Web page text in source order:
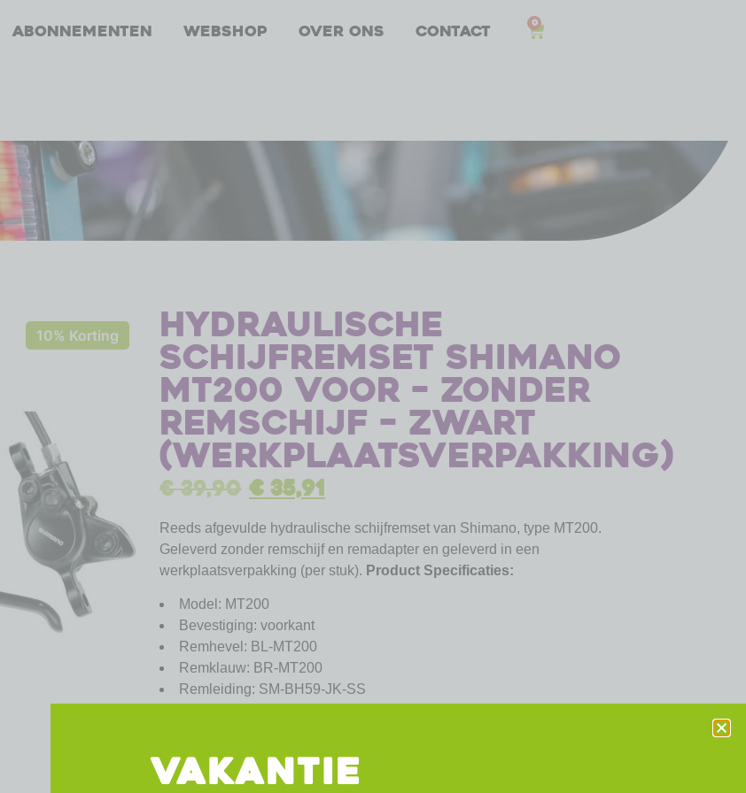
Abonnementen Webshop Over ons Contact 0
10% Korting Hydraulische
schijfremset Shimano
MT200 voor – zonder
remschijf – zwart
(werkplaatsverpakking)
€39,90 €35,91
Reeds afgevulde hydraulische schijfremset van Shimano, type MT200.
Geleverd zonder remschijf en remadapter en geleverd in een
werkplaatsverpakking (per stuk). Product Specificaties:
Model: MT200
Bevestiging: voorkant
Remhevel: BL-MT200
Remklauw: BR-MT200
Remleiding: SM-BH59-JK-SS
Greepstand instelbaar: Ja, geintegreerd (kan met gereedschap versteld
VAKANTIE